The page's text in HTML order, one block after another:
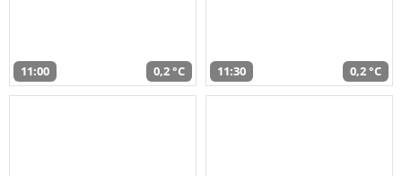
11:00 0,2 °C 11:30 0,2 °C